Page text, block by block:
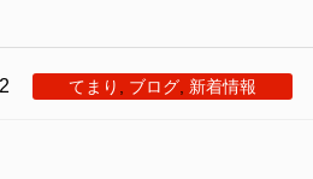
てまり ブログ 新着情報